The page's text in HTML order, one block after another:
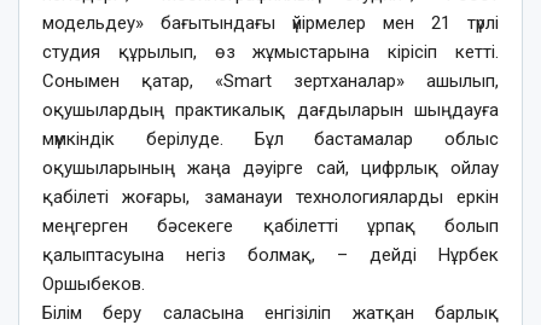
модельдеу» бағытындағы үйірмелер мен 21 түрлі
студия құрылып, өз жұмыстарына кірісіп кетті.
Сонымен қатар, «Smart зертханалар» ашылып,
оқушылардың практикалық дағдыларын шыңдауға
мүмкіндік берілуде. Бұл бастамалар облыс
оқушыларының жаңа дәуірге сай, цифрлық ойлау
қабілеті жоғары, заманауи технологияларды еркін
меңгерген бәсекеге қабілетті ұрпақ болып
қалыптасуына негіз болмақ, – дейді Нұрбек
Оршыбеков.
Білім беру саласына енгізіліп жатқан барлық